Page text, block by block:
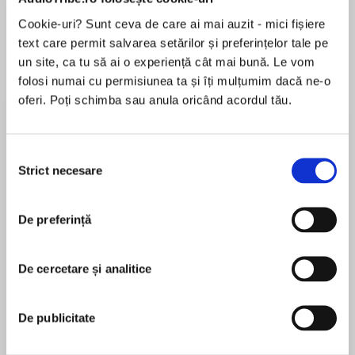
Cookie-uri? Sunt ceva de care ai mai auzit - mici fișiere
text care permit salvarea setărilor și preferințelor tale pe
un site, ca tu să ai o experiență cât mai bună. Le vom
folosi numai cu permisiunea ta și îți mulțumim dacă ne-o
oferi. Poți schimba sau anula oricând acordul tău.
consimțământului
Strict necesare
De preferință
De cercetare și analitice
De publicitate
de...
Dani Francis
la...
Lauren Weisberger
Desprecarte
heart's desire . . .
Viscount Spencer, would rather do than hunt for
a bride, especially since experience has taught
him that women are not to be trusted. Then he
finds the intriguing Lady Sarah scrambling
instantly charmed by her passionate nature. But
MAI MULT
Born in Denmark, USA TODAY bestselling author